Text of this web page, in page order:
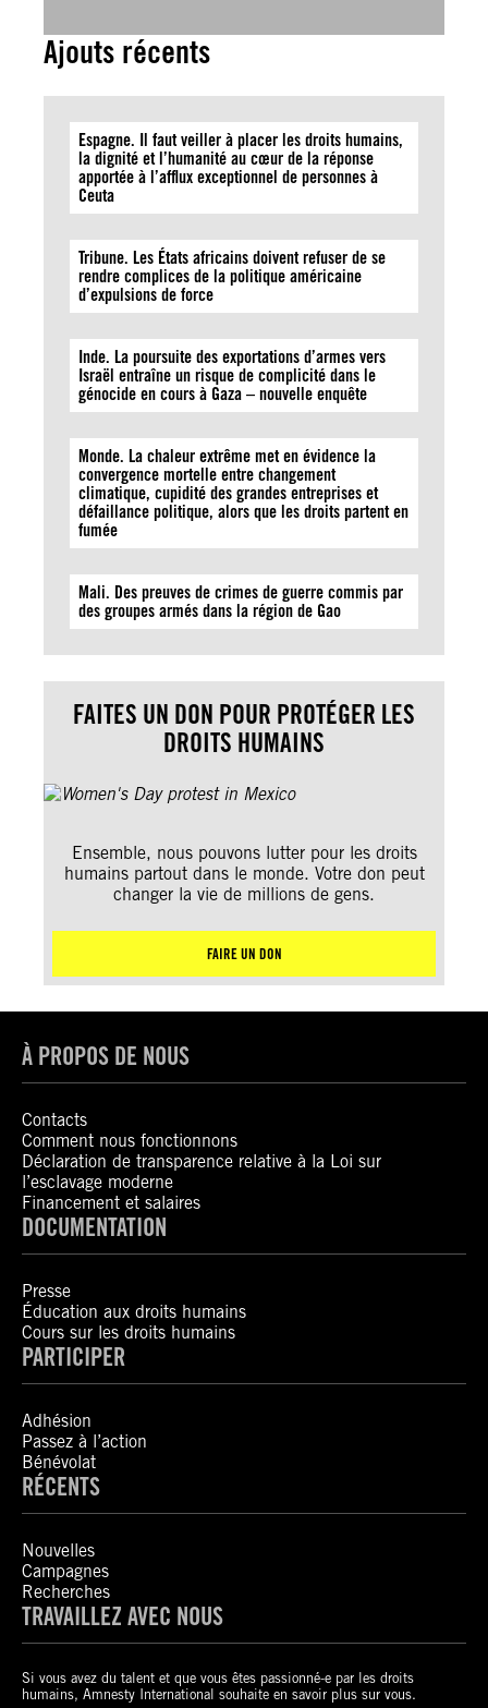
Ajouts récents
Espagne. Il faut veiller à placer les droits humains,
la dignité et l’humanité au cœur de la réponse
apportée à l’afflux exceptionnel de personnes à
Ceuta
Tribune. Les États africains doivent refuser de se
rendre complices de la politique américaine
d’expulsions de force
Inde. La poursuite des exportations d’armes vers
Israël entraîne un risque de complicité dans le
génocide en cours à Gaza – nouvelle enquête
Monde. La chaleur extrême met en évidence la
convergence mortelle entre changement
climatique, cupidité des grandes entreprises et
défaillance politique, alors que les droits partent en
fumée
Mali. Des preuves de crimes de guerre commis par
des groupes armés dans la région de Gao
FAITES UN DON POUR PROTÉGER LES
DROITS HUMAINS
Ensemble, nous pouvons lutter pour les droits
humains partout dans le monde. Votre don peut
changer la vie de millions de gens.
FAIRE UN DON
À PROPOS DE NOUS
Contacts
Comment nous fonctionnons
Déclaration de transparence relative à la Loi sur
l’esclavage moderne
Financement et salaires
DOCUMENTATION
Presse
Éducation aux droits humains
Cours sur les droits humains
PARTICIPER
Adhésion
Passez à l’action
Bénévolat
RÉCENTS
Nouvelles
Campagnes
Recherches
TRAVAILLEZ AVEC NOUS
Si vous avez du talent et que vous êtes passionné-e par les droits
humains, Amnesty International souhaite en savoir plus sur vous.